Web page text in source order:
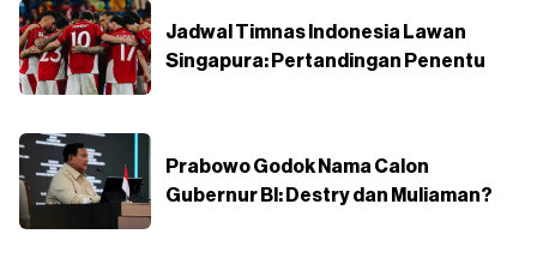
Jadwal Timnas Indonesia Lawan
Singapura: Pertandingan Penentu
Prabowo Godok Nama Calon
Gubernur BI: Destry dan Muliaman?